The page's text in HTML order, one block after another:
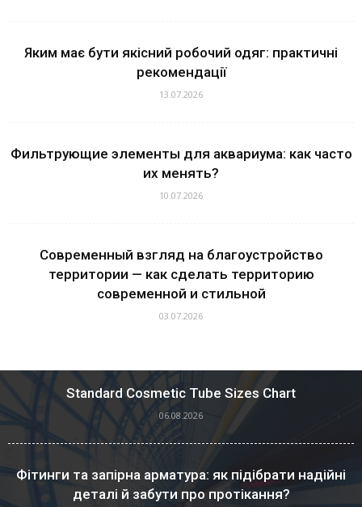
Яким має бути якісний робочий одяг: практичні
рекомендації
13.07.2026
Фильтрующие элементы для аквариума: как часто
их менять?
10.07.2026
Современный взгляд на благоустройство
территории — как сделать территорию
современной и стильной
03.07.2026
Standard Cosmetic Tube Sizes Chart
06.08.2026
Фітинги та запірна арматура: як підібрати надійні
деталі й забути про протікання?